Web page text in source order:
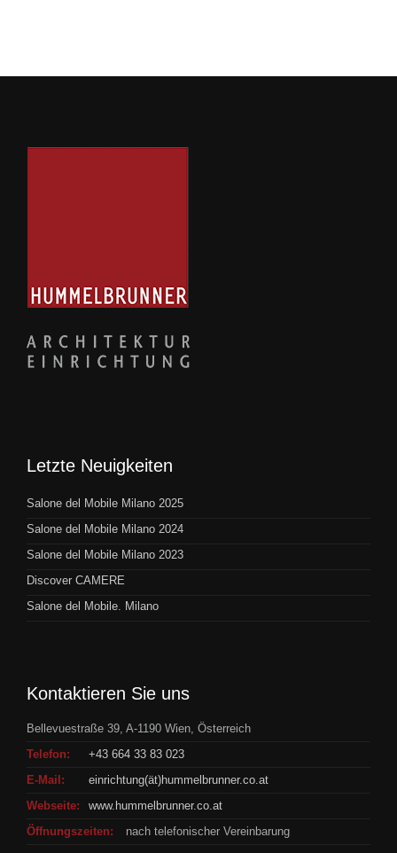
Letzte Neuigkeiten
Salone del Mobile Milano 2025
Salone del Mobile Milano 2024
Salone del Mobile Milano 2023
Discover CAMERE
Salone del Mobile. Milano
Kontaktieren Sie uns
Bellevuestraße 39, A-1190 Wien, Österreich
Telefon:
+43 664 33 83 023
E-Mail:
einrichtung(ät)hummelbrunner.co.at
Webseite:
www.hummelbrunner.co.at
Öffnungszeiten:
nach telefonischer Vereinbarung